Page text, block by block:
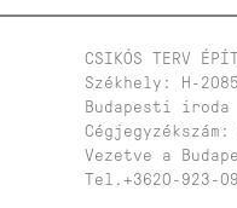
CSIKÓS TERV
Székhely: H-
Budapesti
Vezetve a
Tel.+3620-923-